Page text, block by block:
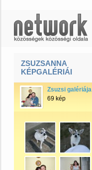
ZSUZSANNA
KÉPGALÉRIÁI
Zsuzsi galériája
69 kép